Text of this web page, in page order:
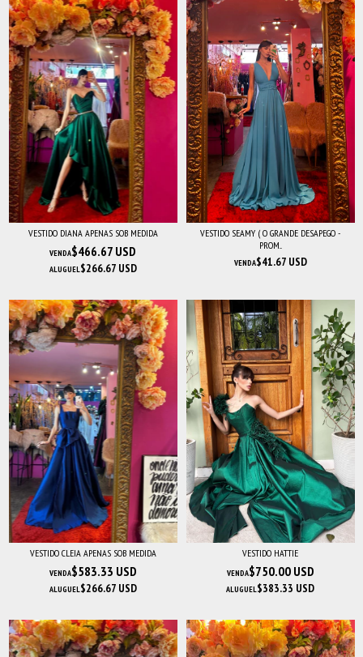
VESTIDO DIANA APENAS SOB MEDIDA
VENDA$466.67 USD
ALUGUEL$266.67 USD
VESTIDO SEAMY ( O GRANDE DESAPEGO -
PROM...
VENDA$41.67 USD
VESTIDO CLEIA APENAS SOB MEDIDA
VENDA$583.33 USD
ALUGUEL$266.67 USD
VESTIDO HATTIE
VENDA$750.00 USD
ALUGUEL$383.33 USD